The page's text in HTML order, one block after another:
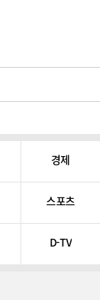
경제
스포츠
D-TV